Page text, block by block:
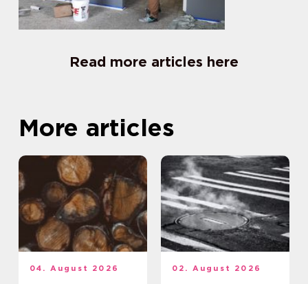
Read more articles here
More articles
04. August 2026 02. August 2026